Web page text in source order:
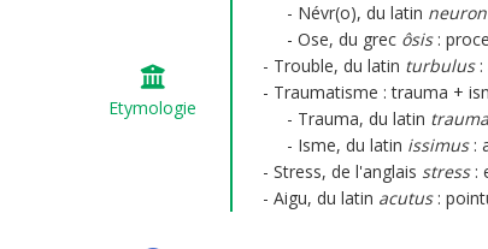
Etymologie
Névr(o), du latin neuron
Ose, du grec ôsis:
Trouble, du latin turbulus:
Traumatisme : trauma +
Trauma, du latin trauma
Isme, du latin issimus:
Stress, de l'anglais stress:
Aigu, du latin acutus: